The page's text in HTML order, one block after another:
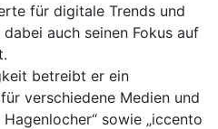
für digitale Trends und
auch seinen Fokus auf
betreibt er ein
verschiedene Medien und
sowie „iccento